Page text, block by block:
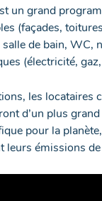
un grand
(façades,
de bain, WC,
(électricité,
les
d’un plus
pour la
leurs émissions